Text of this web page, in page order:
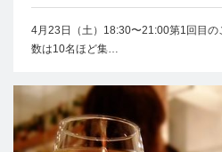
4月23日（土）18:30〜21:00第1回目の
数は10名ほど集…